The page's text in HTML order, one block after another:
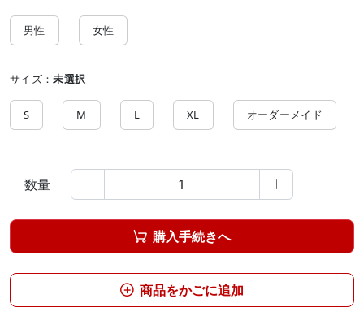
男性 女性
サイズ：未選択
S M L XL オーダーメイド
数量  
 購入手続きへ
 商品をかごに追加